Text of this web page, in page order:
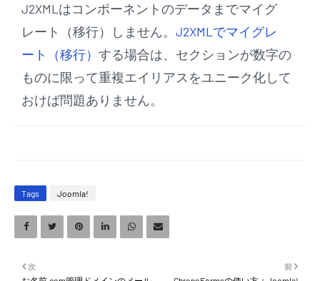
J2XMLはコンポーネントのデータまでマイグ
レート（移行）しません。 J2XMLでマイグレ
ート（移行） する場合は、セクションが数字の
ものに限って重複エイリアスをユニーク化して
おけば問題ありません。
Tags Joomla!
前
次